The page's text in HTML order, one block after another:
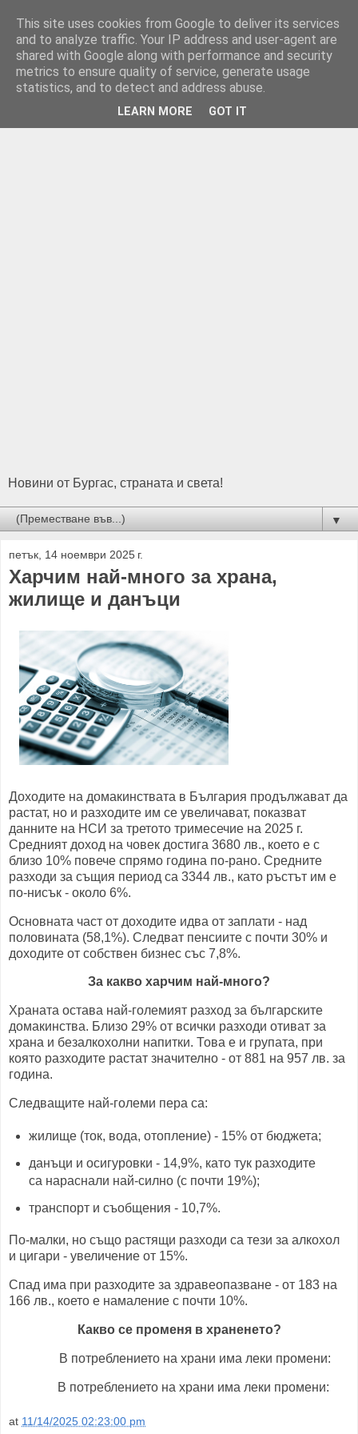
Новини от Бургас, страната и света!
▼
петък, 14 ноември 2025 г.
Харчим най-много за храна,
жилище и данъци
Доходите на домакинствата в България продължават да
растат, но и разходите им се увеличават, показват
данните на НСИ за третото тримесечие на 2025 г.
Средният доход на човек достига 3680 лв., което е с
близо 10% повече спрямо година по-рано. Средните
разходи за същия период са 3344 лв., като ръстът им е
по-нисък - около 6%.
Основната част от доходите идва от заплати - над
половината (58,1%). Следват пенсиите с почти 30% и
доходите от собствен бизнес със 7,8%.
За какво харчим най-много?
Храната остава най-големият разход за българските
домакинства. Близо 29% от всички разходи отиват за
храна и безалкохолни напитки. Това е и групата, при
която разходите растат значително - от 881 на 957 лв. за
година.
Следващите най-големи пера са:
жилище (ток, вода, отопление) - 15% от бюджета;
данъци и осигуровки - 14,9%, като тук разходите
са нараснали най-силно (с почти 19%);
транспорт и съобщения - 10,7%.
По-малки, но също растящи разходи са тези за алкохол
и цигари - увеличение от 15%.
Спад има при разходите за здравеопазване - от 183 на
166 лв., което е намаление с почти 10%.
Какво се променя в храненето?
В потреблението на храни има леки промени:
В потреблението на храни има леки промени:
at 11/14/2025 02:23:00 pm
This site uses cookies from Google to deliver its services
and to analyze traffic. Your IP address and user-agent are
shared with Google along with performance and security
metrics to ensure quality of service, generate usage
statistics, and to detect and address abuse.
LEARN MORE GOT IT